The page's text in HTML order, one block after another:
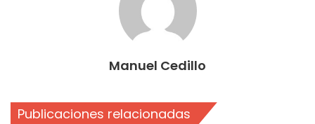
Manuel Cedillo
Publicaciones relacionadas